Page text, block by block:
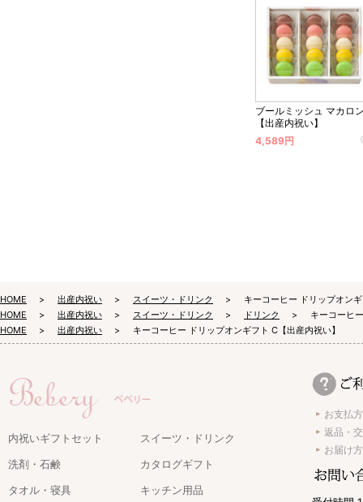
ブールミッシュ マカロ
【出産内祝い】
4,589円
HOME 出産内祝い スイーツ・ドリンク
キーコーヒー ドリップオン
HOME
出産内祝い スイーツ・ドリンク ドリンク
キーコーヒ
HOME
出産内祝い キーコーヒー ドリップオンギフト C【出産内祝い】
内祝いギフトセット
スイーツ・ドリンク
洗剤・石鹸
カタログギフト
タオル・寝具
キッチン用品
お支払
返品・
お届け